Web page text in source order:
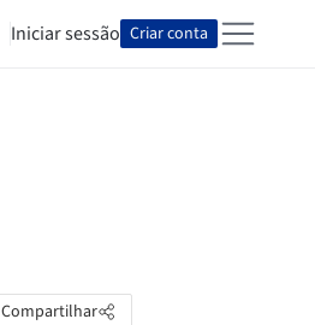
Iniciar sessão Criar conta
Compartilhar